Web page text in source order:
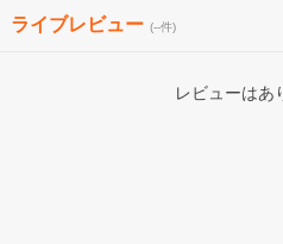
ライブレビュー (--件)
レビューはあ